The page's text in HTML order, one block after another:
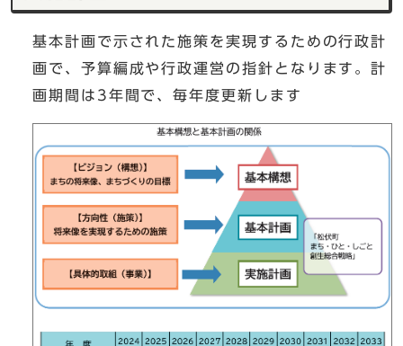
基本計画で示された施策を実現するための行政計
画で、予算編成や行政運営の指針となります。計
画期間は3年間で、毎年度更新します